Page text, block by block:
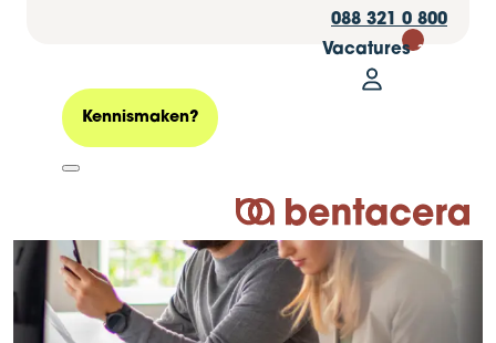
088 321 0 800
Vacatures 30
Mijn
Logo Bentacera
Kennismaken?